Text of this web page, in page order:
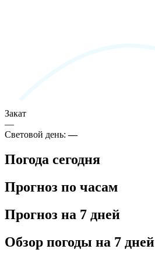
Закат
—
Световой день:—
Погода сегодня
Прогноз по часам
Прогноз на 7 дней
Обзор погоды на 7 дней